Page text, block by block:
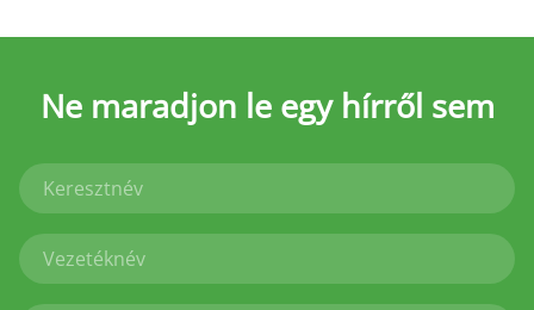
Ne maradjon le egy hírről sem